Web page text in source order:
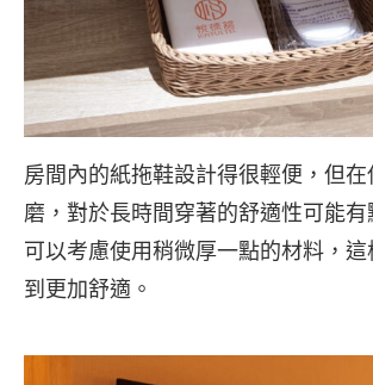
房間內的紙拖鞋設計得很輕便，但
磨，對於長時間穿著的舒適性可能
可以考慮使用稍微厚一點的材料，
到更加舒適。